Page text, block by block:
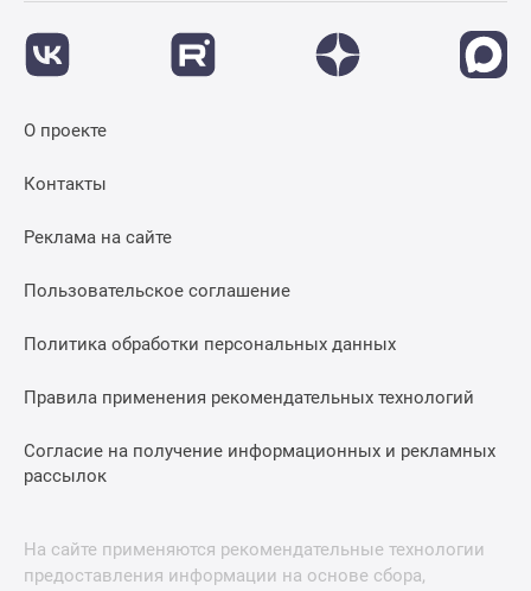
О проекте
Контакты
Реклама на сайте
Пользовательское соглашение
Политика обработки персональных данных
Правила применения рекомендательных технологий
Согласие на получение информационных и рекламных
рассылок
На сайте применяются рекомендательные технологии
предоставления информации на основе сбора,